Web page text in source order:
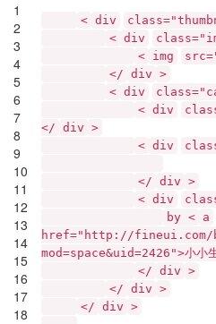
1
2
3
4
5
6
7
8
9
10
11
12
13
14
15
16
17
18
< div
< div
< img
</ div >
< div
< div
</ div >
< div
</ div >
< div
by < a
href="http://fineui.com/
mod=space&uid=2426">小小
</ div >
</ div >
</ div >